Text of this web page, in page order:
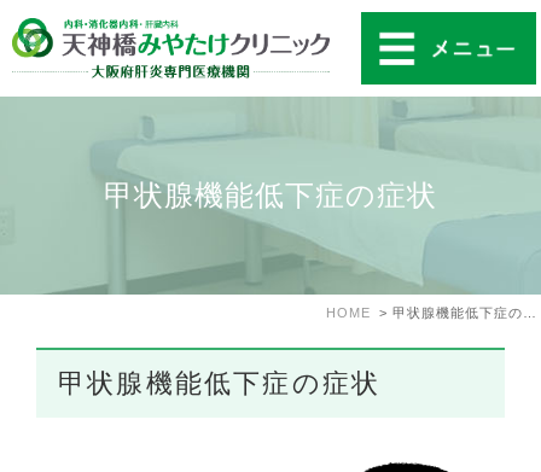
甲状腺機能低下症の症状
HOME
甲状腺機能低下症の症状